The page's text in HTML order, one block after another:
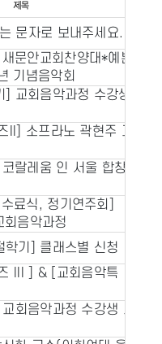
문자로 보내주세요.
문안교회찬양대*예본찬
기념음악회
교회음악과정 수강생
II] 소프라노 곽현주 교
랄레움 인 서울 합창단
료식, 정기연주회]
음악과정
학기] 클래스별 신청
III ] & [교회음악특
회음악과정 수강생 모